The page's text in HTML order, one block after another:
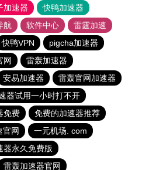
加速器
快鸭加速器
航 软件中心
雷霆加速
快鸭VPN
pigcha加速器
网
雷轰加速器
安易加速器
雷轰官网加速器
器试用一小时打不开
免费
免费的加速器推荐
官网
一元机场. com
器永久免费版
雷轰加速器官网